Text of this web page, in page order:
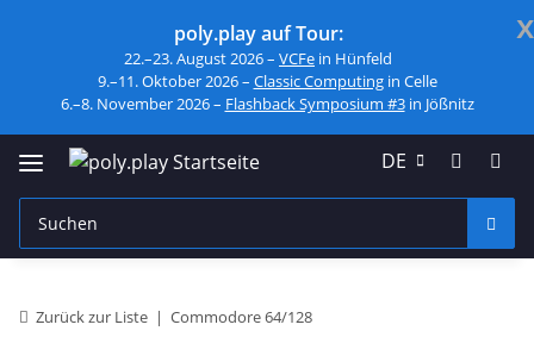
x
poly.play auf Tour:
22.–23. August 2026 – VCFe in Hünfeld
9.–11. Oktober 2026 – Classic Computingin Celle
6.–8. November 2026 – Flashback Symposium #3in Jößnitz
DE
Zurück zur Liste Commodore 64/128